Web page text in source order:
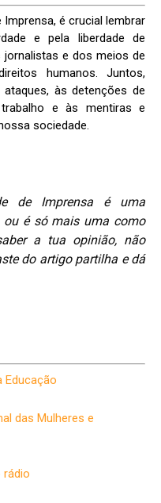
Imprensa, é crucial lembrar
e pela liberdade de
e dos meios de
humanos. Juntos,
às detenções de
e às mentiras e
sociedade.
de Imprensa é uma
ou é só mais uma como
a tua opinião, não
do artigo partilha e dá
Educação
das Mulheres e
rádio